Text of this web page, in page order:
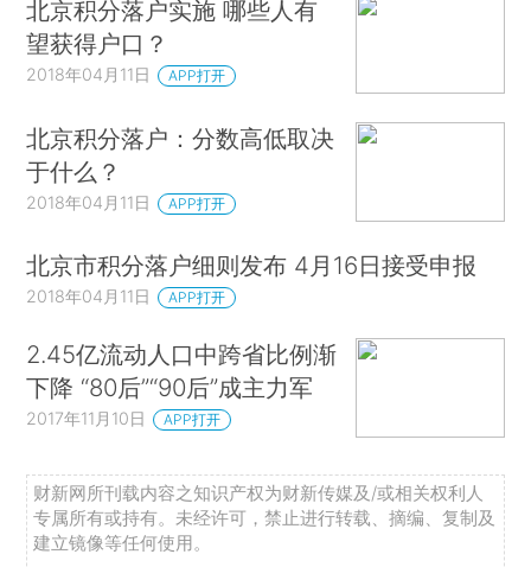
北京积分落户实施 哪些人有
望获得户口？
2018年04月11日 APP打开
北京积分落户：分数高低取决
于什么？
2018年04月11日 APP打开
北京市积分落户细则发布 4月16日接受申报
2018年04月11日 APP打开
2.45亿流动人口中跨省比例渐
下降 “80后”“90后”成主力军
2017年11月10日 APP打开
财新网所刊载内容之知识产权为财新传媒及/或相关权利人
专属所有或持有。未经许可，禁止进行转载、摘编、复制及
建立镜像等任何使用。